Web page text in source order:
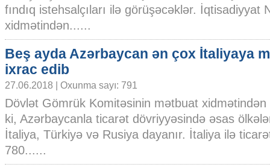
fındıq istehsalçıları ilə görüşəcəklər. İqtisadiyyat
xidmətindən......
Beş ayda Azərbaycan ən çox İtaliyaya
ixrac edib
27.06.2018 | Oxunma sayı: 791
Dövlət Gömrük Komitəsinin mətbuat xidmətindən
ki, Azərbaycanla ticarət dövriyyəsində əsas
İtaliya, Türkiyə və Rusiya dayanır. İtaliya ilə
780......